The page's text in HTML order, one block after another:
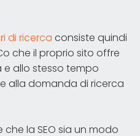
di ricerca consiste quindi
che il proprio sito offre
allo stesso tempo
alla domanda di ricerca
la SEO sia un modo